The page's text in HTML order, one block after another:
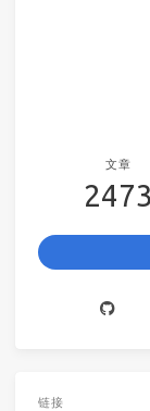
文章
2473
链接